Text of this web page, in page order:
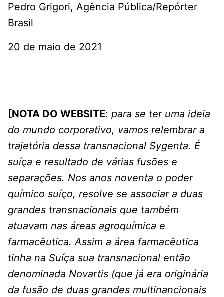
Pedro Grigori, Agência Pública/Repórter
Brasil
20 de maio de 2021
[NOTA DO WEBSITE: para se ter uma ideia
do mundo corporativo, vamos relembrar a
trajetória dessa transnacional Sygenta. É
suíça e resultado de várias fusões e
separações. Nos anos noventa o poder
químico suíço, resolve se associar a duas
grandes transnacionais que também
atuavam nas áreas agroquímica e
farmacêutica. Assim a área farmacêutica
tinha na Suíça sua transnacional então
denominada Novartis (que já era originária
da fusão de duas grandes multinancionais